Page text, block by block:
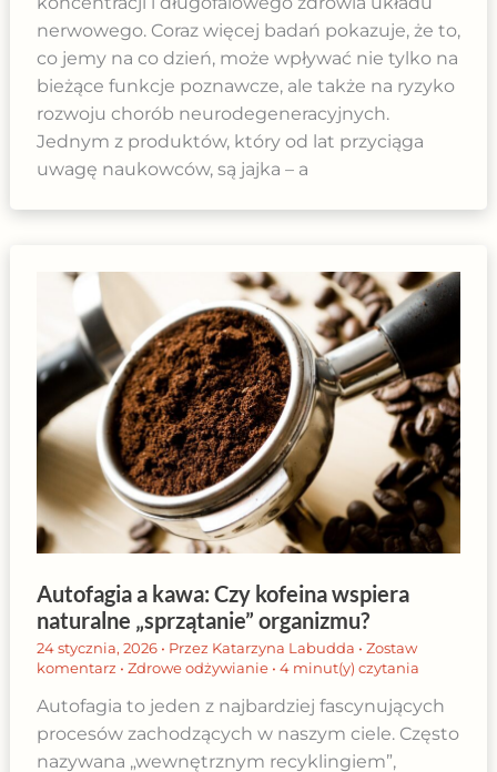
nerwowego. Coraz więcej badań pokazuje, że to,
co jemy na co dzień, może wpływać nie tylko na
bieżące funkcje poznawcze, ale także na ryzyko
rozwoju chorób neurodegeneracyjnych.
Jednym z produktów, który od lat przyciąga
uwagę naukowców, są jajka – a
Autofagia a kawa: Czy kofeina wspiera
naturalne „sprzątanie” organizmu?
24 stycznia, 2026 • Przez Katarzyna Labudda • Zostaw
komentarz • Zdrowe odżywianie• 4 minut(y) czytania
Autofagia to jeden z najbardziej fascynujących
procesów zachodzących w naszym ciele. Często
nazywana „wewnętrznym recyklingiem”,